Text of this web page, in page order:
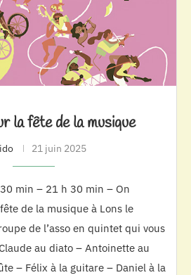
la fête de la musique
21 juin 2025
min – 21 h 30 min – On
de la musique à Lons le
de l’asso en quintet qui vous
au diato – Antoinette au
– Félix à la guitare – Daniel à la